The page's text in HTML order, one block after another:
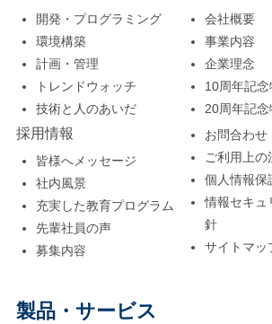
開発・プログラミング
環境構築
計画・管理
トレンドウォッチ
技術と人のあいだ
会社概要
事業内容
企業理念
10周年記
20周年記
採用情報
皆様へメッセージ
社内風景
充実した教育プログラム
先輩社員の声
募集内容
お問合わせ
ご利用上の
個人情報保
情報セキュ
針
サイトマッ
製品・サービス